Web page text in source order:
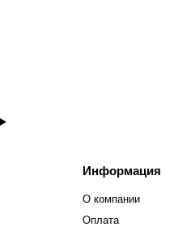
Информация
О компании
Оплата